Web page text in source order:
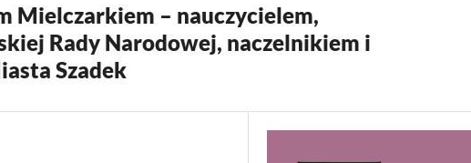
Mielczarkiem – nauczycielem,
Rady Narodowej, naczelnikiem i
Szadek